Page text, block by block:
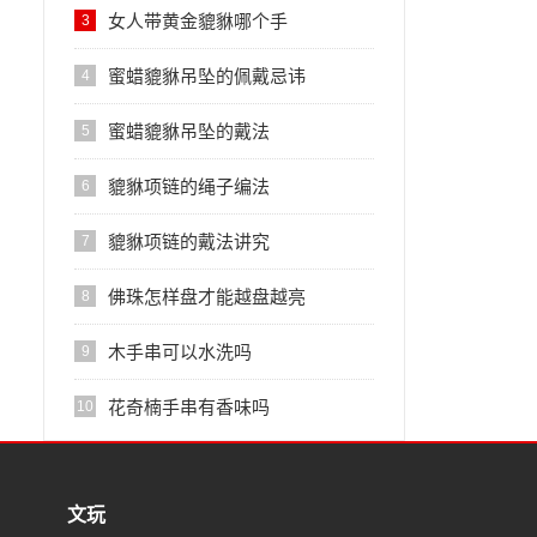
3 女人带黄金貔貅哪个手
4 蜜蜡貔貅吊坠的佩戴忌讳
5 蜜蜡貔貅吊坠的戴法
6 貔貅项链的绳子编法
7 貔貅项链的戴法讲究
8 佛珠怎样盘才能越盘越亮
9 木手串可以水洗吗
10 花奇楠手串有香味吗
文玩